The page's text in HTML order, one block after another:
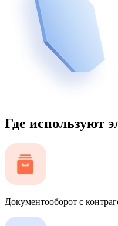
Где используют
Документооборот с